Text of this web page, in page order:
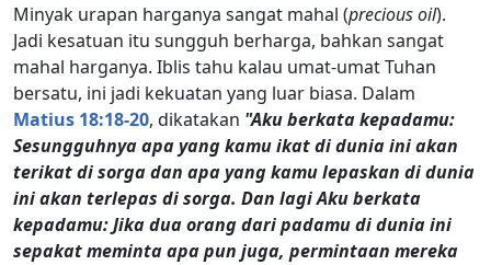
Minyak urapan harganya sangat mahal (precious oil).
Jadi kesatuan itu sungguh berharga, bahkan sangat
mahal harganya. Iblis tahu kalau umat-umat Tuhan
bersatu, ini jadi kekuatan yang luar biasa. Dalam
Matius 18:18-20, dikatakan "Aku berkata kepadamu:
Sesungguhnya apa yang kamu ikat di dunia ini akan
terikat di sorga dan apa yang kamu lepaskan di dunia
ini akan terlepas di sorga. Dan lagi Aku berkata
kepadamu: Jika dua orang dari padamu di dunia ini
sepakat meminta apa pun juga, permintaan mereka